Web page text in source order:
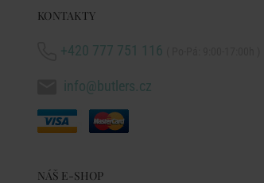
KONTAKTY
+420 777 751 116
info@butlers.cz
NÁŠ E-SHOP